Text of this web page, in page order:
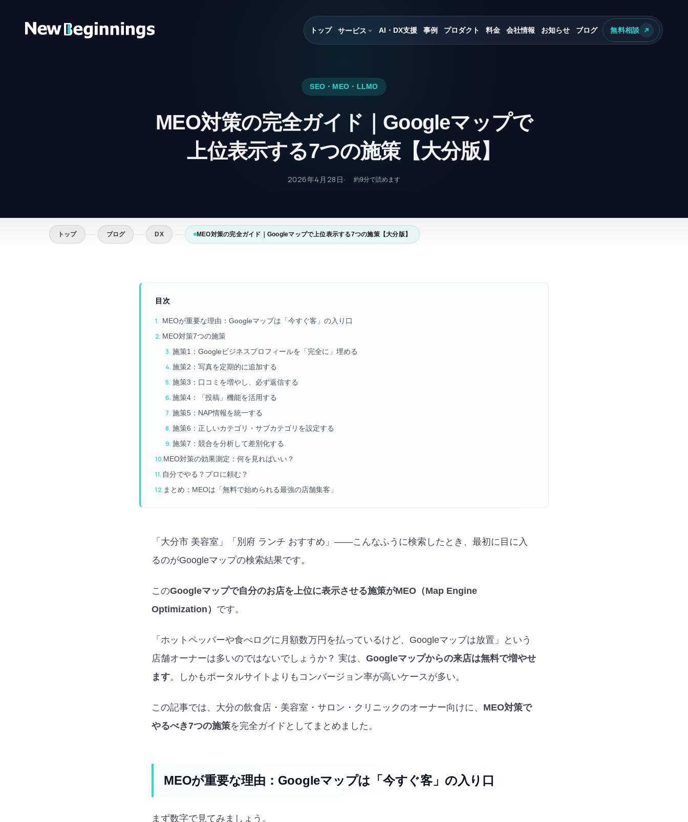
トップ サービス AI・DX支援 事例 プロダクト 料金 会社情報 お知らせ ブログ 無料相談
SEO・MEO・LLMO
MEO対策の完全ガイド｜Googleマップで
上位表示する7つの施策【大分版】
2026年4月28日 約9分で読めます
トップ ブログ DX MEO対策の完全ガイド｜Googleマップで上位表示する7つの施策【大分版】
目次
MEOが重要な理由：Googleマップは「今すぐ客」の入り口
MEO対策7つの施策
施策1：Googleビジネスプロフィールを「完全に」埋める
施策2：写真を定期的に追加する
施策3：口コミを増やし、必ず返信する
施策4：「投稿」機能を活用する
施策5：NAP情報を統一する
施策6：正しいカテゴリ・サブカテゴリを設定する
施策7：競合を分析して差別化する
MEO対策の効果測定：何を見ればいい？
自分でやる？プロに頼む？
まとめ：MEOは「無料で始められる最強の店舗集客」
「大分市 美容室」「別府 ランチ おすすめ」——こんなふうに検索したとき、最初に目に入
るのがGoogleマップの検索結果です。
このGoogleマップで自分のお店を上位に表示させる施策がMEO（Map Engine
Optimization） です。
「ホットペッパーや食べログに月額数万円を払っているけど、Googleマップは放置」という
店舗オーナーは多いのではないでしょうか？ 実は、 Googleマップからの来店は無料で増やせ
ます。しかもポータルサイトよりもコンバージョン率が高いケースが多い。
この記事では、大分の飲食店・美容室・サロン・クリニックのオーナー向けに、 MEO対策で
やるべき7つの施策を完全ガイドとしてまとめました。
MEOが重要な理由：Googleマップは「今すぐ客」の入り口
まず数字で見てみましょう。